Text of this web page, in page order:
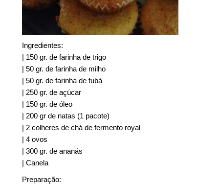
Ingredientes:
| 150 gr. de farinha de trigo
| 50 gr. de farinha de milho
| 50 gr. de farinha de fubá
| 250 gr. de açúcar
| 150 gr. de óleo
| 200 gr de natas (1 pacote)
| 2 colheres de chá de fermento royal
| 4 ovos
| 300 gr. de ananás
| Canela
Preparação: